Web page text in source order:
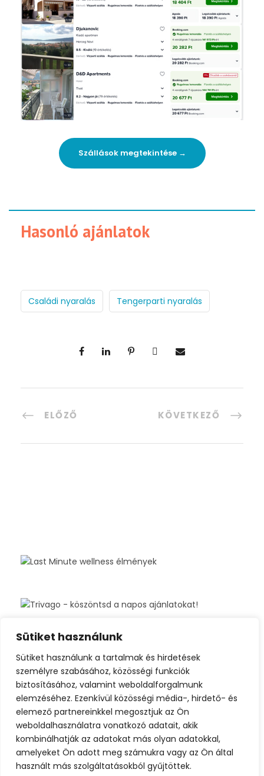
Sütiket használunk
Sütiket használunk a tartalmak és hirdetések
személyre szabásához, közösségi funkciók
biztosításához, valamint weboldalforgalmunk
elemzéséhez. Ezenkívül közösségi média-, hirdető- és
elemező partnereinkkel megosztjuk az Ön
weboldalhasználatra vonatkozó adatait, akik
kombinálhatják az adatokat más olyan adatokkal,
amelyeket Ön adott meg számukra vagy az Ön által
használt más szolgáltatásokból gyűjtöttek.
Szállások megtekintése →
Hasonló ajánlatok
Családi nyaralás Tengerparti nyaralás
ELŐZŐ KÖVETKEZŐ